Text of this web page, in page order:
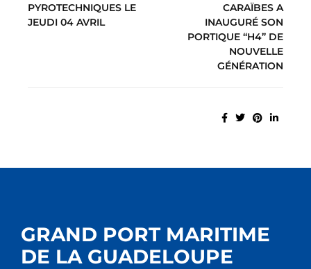
PYROTECHNIQUES LE
JEUDI 04 AVRIL
CARAÏBES A
INAUGURÉ SON
PORTIQUE “H4” DE
NOUVELLE
GÉNÉRATION
GRAND PORT MARITIME
DE LA GUADELOUPE